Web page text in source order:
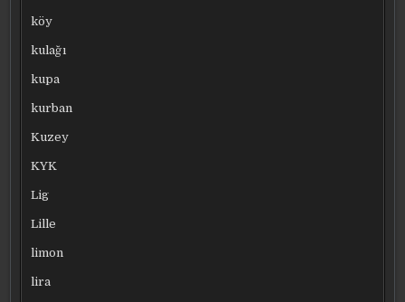
köy
kulağı
kupa
kurban
Kuzey
KYK
Lig
Lille
limon
lira